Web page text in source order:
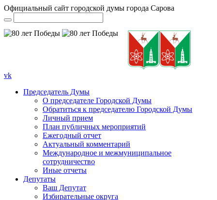
Официальный сайт городской думы города Сарова
vk
Председатель Думы
О председателе Городской Думы
Обратиться к председателю Городской Думы
Личный прием
План публичных мероприятий
Ежегодный отчет
Актуальный комментарий
Международное и межмуниципальное
сотрудничество
Иные отчеты
Депутаты
Ваш Депутат
Избирательные округа